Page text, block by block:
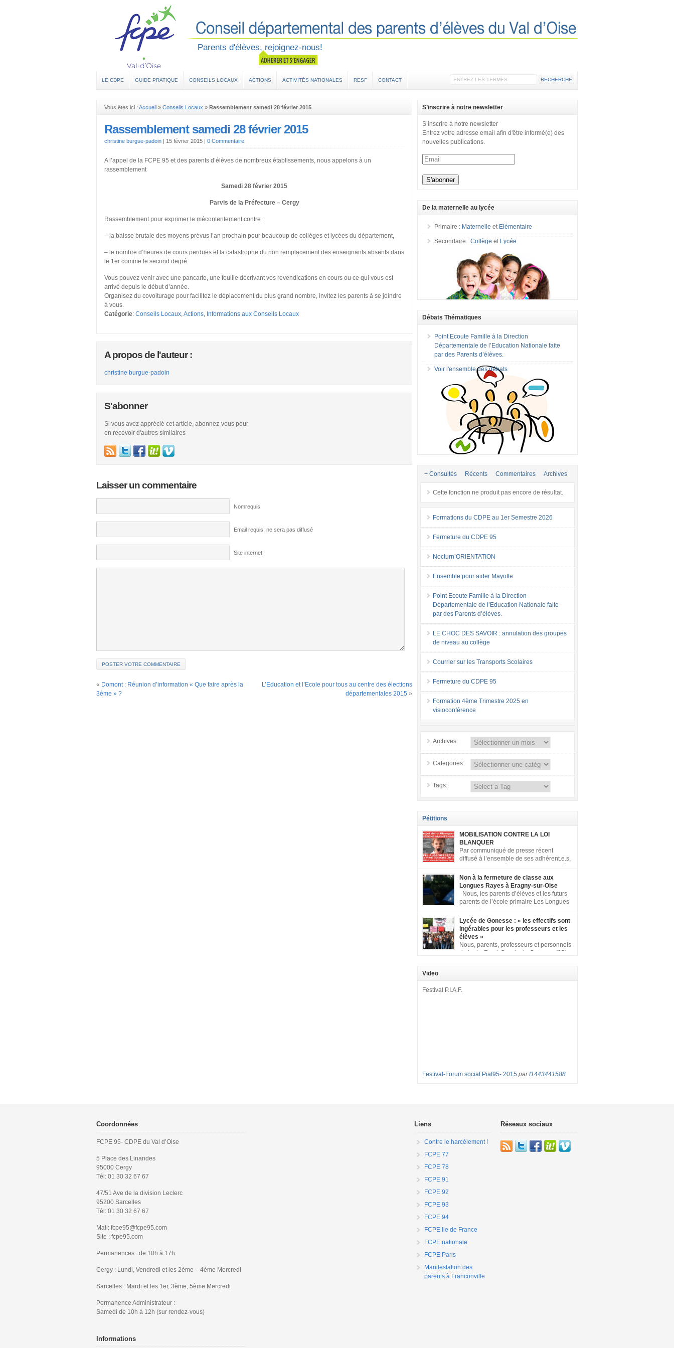
Parents d'élèves, rejoignez-nous!
LE CDPE GUIDE PRATIQUE CONSEILS LOCAUX ACTIONS ACTIVITÉS NATIONALES RESF CONTACT
Vous êtes ici : Accueil » Conseils Locaux » Rassemblement samedi 28 février 2015
Rassemblement samedi 28 février 2015
christine burgue-padoin | 15 février 2015 | 0 Commentaire
A l’appel de la FCPE 95 et des parents d’élèves de nombreux établissements, nous appelons à un
rassemblement
Samedi 28 février 2015
Parvis de la Préfecture – Cergy
Rassemblement pour exprimer le mécontentement contre :
– la baisse brutale des moyens prévus l’an prochain pour beaucoup de collèges et lycées du département,
– le nombre d’heures de cours perdues et la catastrophe du non remplacement des enseignants absents dans
le 1er comme le second degré.
Vous pouvez venir avec une pancarte, une feuille décrivant vos revendications en cours ou ce qui vous est
arrivé depuis le début d’année.
Organisez du covoiturage pour facilitez le déplacement du plus grand nombre, invitez les parents à se joindre
à vous.
Catégorie: Conseils Locaux,Actions, Informations aux Conseils Locaux
A propos de l'auteur :
christine burgue-padoin
S'abonner
Si vous avez apprécié cet article, abonnez-vous pour
en recevoir d'autres similaires
Laisser un commentaire
Nomrequis
Email requis; ne sera pas diffusé
Site internet
« Domont : Réunion d’information « Que faire après la
3ème » ?
L’Education et l’Ecole pour tous au centre des élections
départementales 2015 »
S’inscrire à notre newsletter
S’inscrire à notre newsletter
Entrez votre adresse email afin d'être informé(e) des
nouvelles publications.
De la maternelle au lycée
Primaire : Maternelle et Elémentaire
Secondaire :Collège et Lycée
Débats Thématiques
Point Ecoute Famille à la Direction
Départementale de l’Education Nationale faite
par des Parents d’élèves.
Voir l'ensemble des débats
+ Consultés Récents Commentaires Archives
Cette fonction ne produit pas encore de résultat.
Formations du CDPE au 1er Semestre 2026
Fermeture du CDPE 95
Nocturn’ORIENTATION
Ensemble pour aider Mayotte
Point Ecoute Famille à la Direction
Départementale de l’Education Nationale faite
par des Parents d’élèves.
LE CHOC DES SAVOIR : annulation des groupes
de niveau au collège
Courrier sur les Transports Scolaires
Fermeture du CDPE 95
Formation 4ème Trimestre 2025 en
visioconférence
Archives:
Categories:
Tags:
Pétitions
MOBILISATION CONTRE LA LOI
BLANQUER
Par communiqué de presse récent
diffusé à l’ensemble de ses adhérent.e.s,
se mobiliser contre la loi Blanquer dite « Ecole de la
confiance ». Pour vous aider à organiser les actions
localement, la FCPE met à votre disposition ce kit de
mobilisation comprenant : 1 affiche appelant […]
Non à la fermeture de classe aux
Longues Rayes à Eragny-sur-Oise
Nous, les parents d’élèves et les futurs
parents de l’école primaire Les Longues
cette pétition pour dire « NON à la fermeture de classe
aux Longues Rayes ». Non à la dégradation continue
des conditions d’accueil et d’apprentissage de nos
enfants à l’école primaire. Chaque enfant a droit à […]
Lycée de Gonesse : « les effectifs sont
ingérables pour les professeurs et les
élèves »
Nous, parents, professeurs et personnels
du lycée René Cassin de Gonesse (95),
dénoncer les classes surchargées, en cette rentrée
et 35 élèves ! – de nombreuses classes de première et
Video
Festival P.I.A.F.
Festival-Forum social Piaf95- 2015 parf1443441588
Coordonnées
FCPE 95- CDPE du Val d’Oise
5 Place des Linandes
95000 Cergy
Tél: 01 30 32 67 67
47/51 Ave de la division Leclerc
95200 Sarcelles
Tél: 01 30 32 67 67
Mail: fcpe95@fcpe95.com
Site : fcpe95.com
Permanences : de 10h à 17h
Cergy : Lundi, Vendredi et les 2ème – 4ème Mercredi
Sarcelles : Mardi et les 1er, 3ème, 5ème Mercredi
Permanence Administrateur :
Samedi de 10h à 12h (sur rendez-vous)
Informations
Liens
Contre le harcèlement !
FCPE 77
FCPE 78
FCPE 91
FCPE 92
FCPE 93
FCPE 94
FCPE Ile de France
FCPE nationale
FCPE Paris
Manifestation des
parents à Franconville
Réseaux sociaux